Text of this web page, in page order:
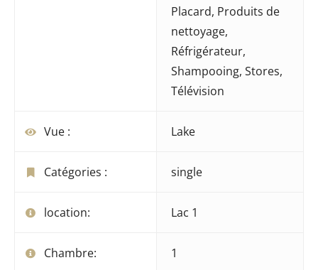
Placard, Produits de
nettoyage,
Réfrigérateur,
Shampooing, Stores,
Télévision
Vue : Lake
Catégories : single
location: Lac 1
Chambre: 1